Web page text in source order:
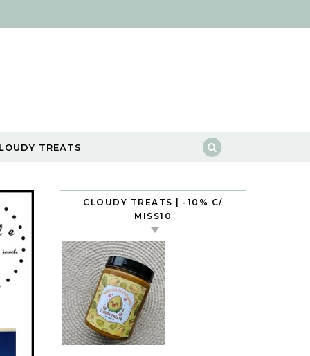
TREATS
CLOUDY TREATS | -10% C/
MISS10